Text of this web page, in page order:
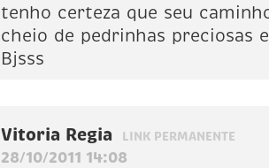
tenho certeza que seu
cheio de pedrinhas preciosas
Bjsss
Vitoria Regia LINK PERMANENTE
28/10/2011 14:08